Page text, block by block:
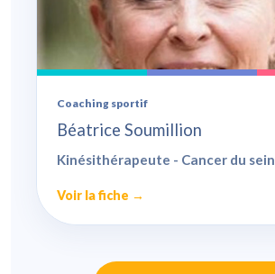
Coaching sportif
Béatrice Soumillion
Kinésithérapeute - Cancer du sein
Voir la fiche →